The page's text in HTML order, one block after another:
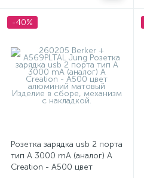
-40%
Розетка зарядка usb 2 порта
тип А 3000 mA (аналог) A
Creation - A500 цвет